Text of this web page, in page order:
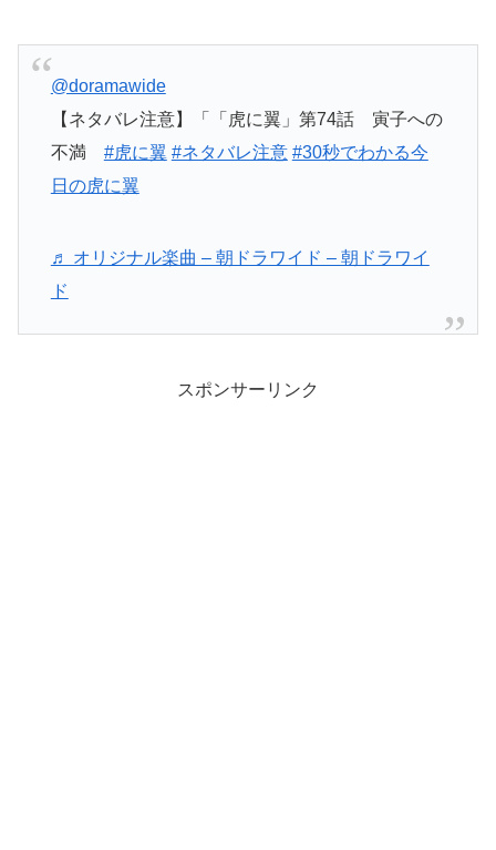
@doramawide
【ネタバレ注意】「「虎に翼」第74話 寅子への
不満 #虎に翼 #ネタバレ注意 #30秒でわかる今
日の虎に翼
♬ オリジナル楽曲 – 朝ドラワイド – 朝ドラワイ
ド
スポンサーリンク